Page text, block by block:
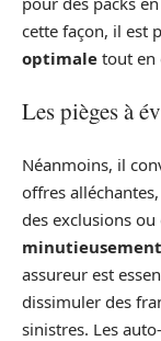
cette façon, il est
optimale tout en
Les pièges à
Néanmoins, il
offres
des exclusions
minutieusement
assureur est
dissimuler des
sinistres. Les